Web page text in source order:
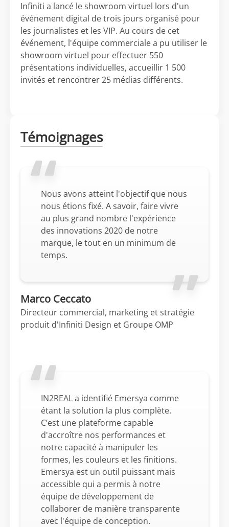
Infiniti a lancé le showroom virtuel lors d'un
événement digital de trois jours organisé pour
les journalistes et les VIP. Au cours de cet
événement, l'équipe commerciale a pu utiliser le
showroom virtuel pour effectuer 550
présentations individuelles, accueillir 1 500
invités et rencontrer 25 médias différents.
Témoignages
Nous avons atteint l'objectif que nous
nous étions fixé. A savoir, faire vivre
au plus grand nombre l'expérience
des innovations 2020 de notre
marque, le tout en un minimum de
temps.
Marco Ceccato
Directeur commercial, marketing et stratégie
produit d'Infiniti Design et Groupe OMP
IN2REAL a identifié Emersya comme
étant la solution la plus complète.
C’est une plateforme capable
d'accroître nos performances et
notre capacité à manipuler les
formes, les couleurs et les finitions.
Emersya est un outil puissant mais
accessible qui a permis à notre
équipe de développement de
collaborer de manière transparente
avec l'équipe de conception.